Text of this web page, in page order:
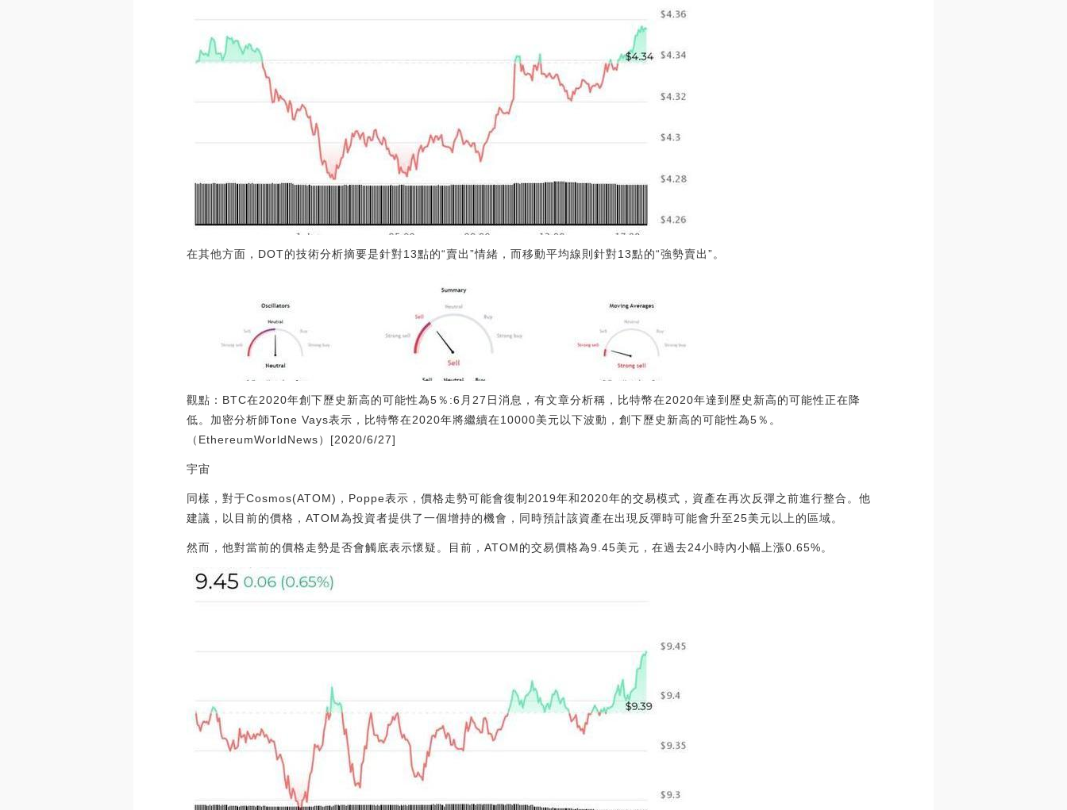
在其他方面，DOT的技術分析摘要是針對13點的“賣出”情緒，而移動平均線則針對13點的“強勢賣出”。
觀點：BTC在2020年創下歷史新高的可能性為5％:6月27日消息，有文章分析稱，比特幣在2020年達到歷史新高的可能性正在降
低。加密分析師Tone Vays表示，比特幣在2020年將繼續在10000美元以下波動，創下歷史新高的可能性為5％。
（EthereumWorldNews）[2020/6/27]
宇宙
同樣，對于Cosmos(ATOM)，Poppe表示，價格走勢可能會復制2019年和2020年的交易模式，資產在再次反彈之前進行整合。他
建議，以目前的價格，ATOM為投資者提供了一個增持的機會，同時預計該資產在出現反彈時可能會升至25美元以上的區域。
然而，他對當前的價格走勢是否會觸底表示懷疑。目前，ATOM的交易價格為9.45美元，在過去24小時內小幅上漲0.65%。